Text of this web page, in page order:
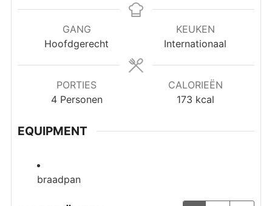
GANG
Hoofdgerecht
KEUKEN
Internationaal
PORTIES
4 Personen
CALORIEËN
173 kcal
EQUIPMENT
braadpan